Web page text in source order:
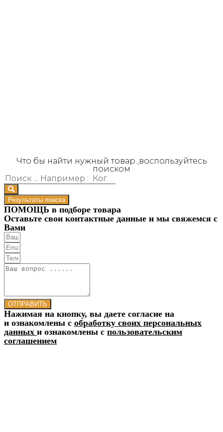
Что бы найти нужный товар ,воспользуйтесь
поиском
Результаты поиска
ПОМОЩЬ в подборе товара
Оставьте свои контактные данные и мы свяжемся с
Вами
ОТПРАВИТЬ
Нажимая на кнопку, вы даете согласие на
и ознакомлены с обработку своих персональных
данных и ознакомлены с пользовательским
соглашением